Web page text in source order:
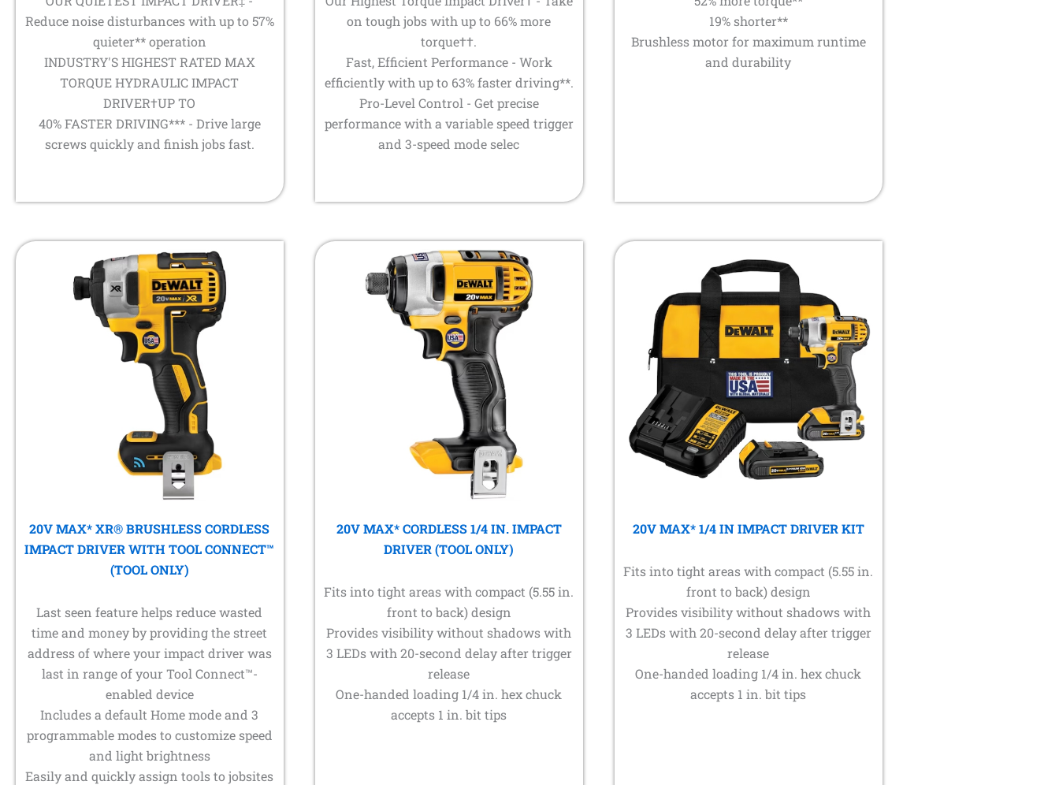
Reduce noise disturbances with up to 57%
quieter** operation
INDUSTRY'S HIGHEST RATED MAX
TORQUE HYDRAULIC IMPACT
DRIVER†UP TO
40% FASTER DRIVING*** - Drive large
screws quickly and finish jobs fast.
on tough jobs with up to 66% more
torque††.
Fast, Efficient Performance - Work
efficiently with up to 63% faster driving**.
Pro-Level Control - Get precise
performance with a variable speed trigger
and 3-speed mode selec
19% shorter**
Brushless motor for maximum runtime
and durability
20V MAX* XR® BRUSHLESS CORDLESS
IMPACT DRIVER WITH TOOL CONNECT™
(TOOL ONLY)
Last seen feature helps reduce wasted
time and money by providing the street
address of where your impact driver was
last in range of your Tool Connect™-
enabled device
Includes a default Home mode and 3
programmable modes to customize speed
and light brightness
Easily and quickly assign tools to jobsites
20V MAX* CORDLESS 1/4 IN. IMPACT
DRIVER (TOOL ONLY)
Fits into tight areas with compact (5.55 in.
front to back) design
Provides visibility without shadows with
3 LEDs with 20-second delay after trigger
release
One-handed loading 1/4 in. hex chuck
accepts 1 in. bit tips
20V MAX* 1/4 IN IMPACT DRIVER KIT
Fits into tight areas with compact (5.55 in.
front to back) design
Provides visibility without shadows with
3 LEDs with 20-second delay after trigger
release
One-handed loading 1/4 in. hex chuck
accepts 1 in. bit tips